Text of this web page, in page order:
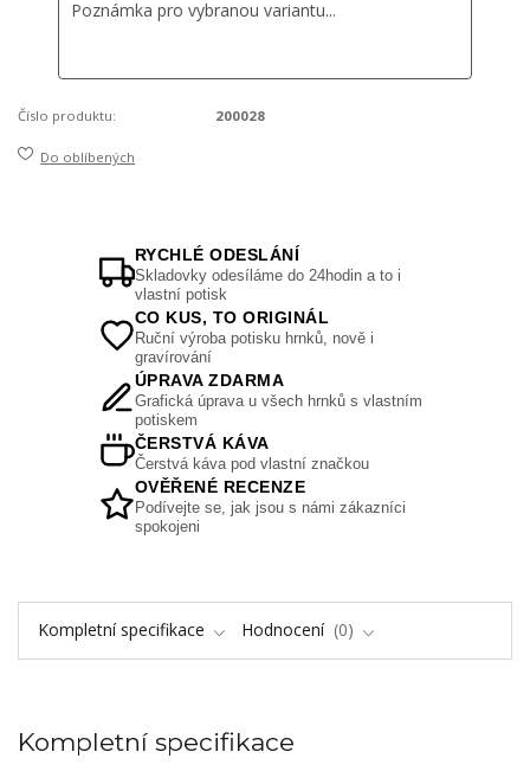
Číslo produktu: 200028
Do oblíbených
RYCHLÉ ODESLÁNÍ
Skladovky odesíláme do 24hodin a to i
vlastní potisk
CO KUS, TO ORIGINÁL
Ruční výroba potisku hrnků, nově i
gravírování
ÚPRAVA ZDARMA
Grafická úprava u všech hrnků s vlastním
potiskem
ČERSTVÁ KÁVA
Čerstvá káva pod vlastní značkou
OVĚŘENÉ RECENZE
Podívejte se, jak jsou s námi zákazníci
spokojeni
Kompletní specifikace Hodnocení 0
Kompletní specifikace